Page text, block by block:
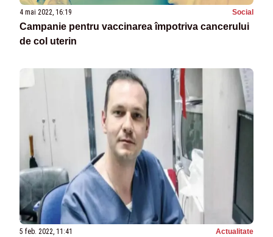
4 mai 2022, 16:19 Social
Campanie pentru vaccinarea împotriva cancerului
de col uterin
5 feb. 2022, 11:41 Actualitate